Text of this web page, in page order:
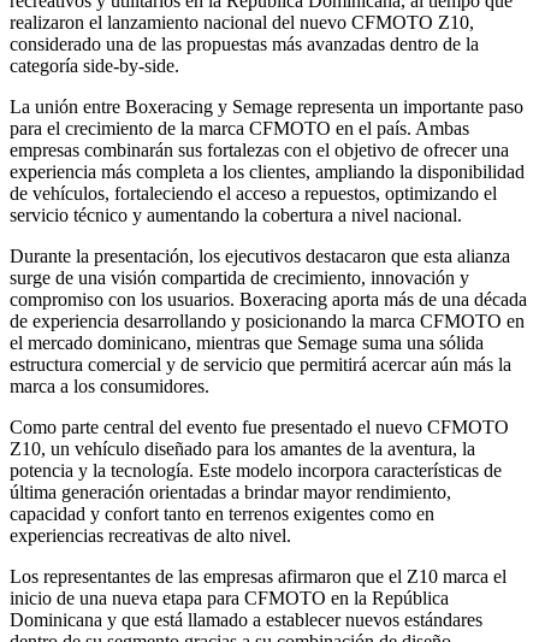
realizaron el lanzamiento nacional del nuevo CFMOTO Z10,
considerado una de las propuestas más avanzadas dentro de la
categoría side-by-side.
La unión entre Boxeracing y Semage representa un importante paso
para el crecimiento de la marca CFMOTO en el país. Ambas
empresas combinarán sus fortalezas con el objetivo de ofrecer una
experiencia más completa a los clientes, ampliando la disponibilidad
de vehículos, fortaleciendo el acceso a repuestos, optimizando el
servicio técnico y aumentando la cobertura a nivel nacional.
Durante la presentación, los ejecutivos destacaron que esta alianza
surge de una visión compartida de crecimiento, innovación y
compromiso con los usuarios. Boxeracing aporta más de una década
de experiencia desarrollando y posicionando la marca CFMOTO en
el mercado dominicano, mientras que Semage suma una sólida
estructura comercial y de servicio que permitirá acercar aún más la
marca a los consumidores.
Como parte central del evento fue presentado el nuevo CFMOTO
Z10, un vehículo diseñado para los amantes de la aventura, la
potencia y la tecnología. Este modelo incorpora características de
última generación orientadas a brindar mayor rendimiento,
capacidad y confort tanto en terrenos exigentes como en
experiencias recreativas de alto nivel.
Los representantes de las empresas afirmaron que el Z10 marca el
inicio de una nueva etapa para CFMOTO en la República
Dominicana y que está llamado a establecer nuevos estándares